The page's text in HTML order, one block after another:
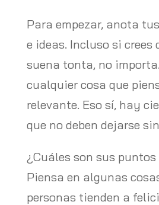
Para empezar, anota
e ideas. Incluso si crees
suena tonta, no
cualquier cosa que
relevante. Eso sí, hay
que no deben dejarse
¿Cuáles son sus
Piensa en algunas
personas tienden a